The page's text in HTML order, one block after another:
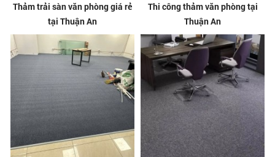
Thảm trải sàn văn phòng giá rẻ
tại Thuận An
Thi công thảm văn phòng tại
Thuận An